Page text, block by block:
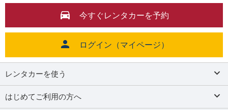
今すぐレンタカーを予約
ログイン（マイページ）
レンタカーを使う
はじめてご利用の方へ